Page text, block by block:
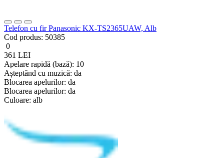
Telefon cu fir Panasonic KX-TS2365UAW, Alb
Cod produs: 50385
0
361 LEI
Apelare rapidă (bază): 10
Așteptând cu muzică: da
Blocarea apelurilor: da
Blocarea apelurilor: da
Culoare: alb